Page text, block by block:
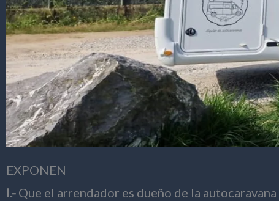
EXPONEN
I.- Que el arrendador es dueño de la